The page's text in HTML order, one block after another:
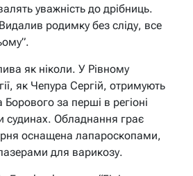
уважність до дрібниць.
родимку без сліду, все
як ніколи. У Рівному
як Чепура Сергій, отримують
Борового за перші в регіоні
судинах. Обладнання грає
оснащена лапароскопами,
для варикозу.